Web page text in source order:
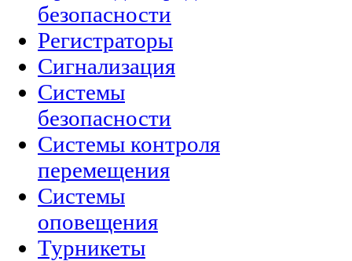
безопасности
Регистраторы
Сигнализация
Системы
безопасности
Системы контроля
перемещения
Системы
оповещения
Турникеты